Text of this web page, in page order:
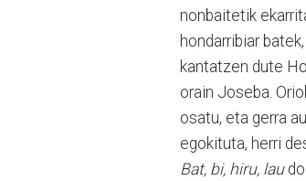
nonbaitetik
hondarribiar
kantatzen dute
orain Joseba.
osatu, eta gerra
egokituta, herri
Bat, bi, hiru, lau